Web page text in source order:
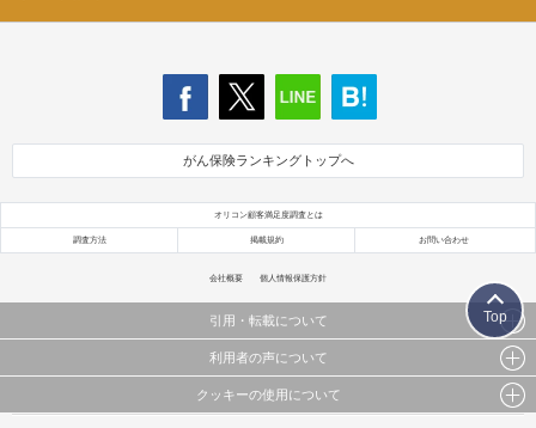
がん保険ランキングトップへ
オリコン顧客満足度調査とは
調査方法 掲載規約 お問い合わせ
会社概要 個人情報保護方針
引用・転載について
当サイトで公開されている情報（文字、写真、イラスト、画像データ等）及びこれらの配置・
これらの情報を権利者の許可なく無断転載・複製などの二次利用を行うことは固く禁じており
利用者の声について
当サイトに掲載している内容はすべてサービスの利用者が提出された見解・感想です。
クッキーの使用について
Top